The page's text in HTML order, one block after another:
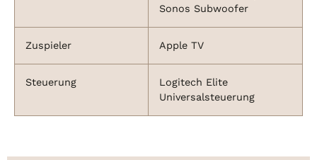
Sonos Subwoofer
Zuspieler Apple TV
Steuerung
Logitech Elite
Universalsteuerung